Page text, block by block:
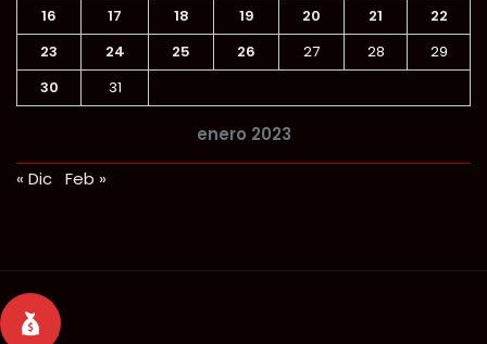
enero 2023
16
17 18 19 20 21
22
23
24 25 26 27 28
29
30
31
« Dic Feb »